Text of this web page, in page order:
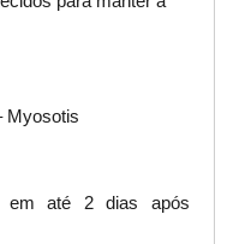
Myosotis
em até 2 dias após